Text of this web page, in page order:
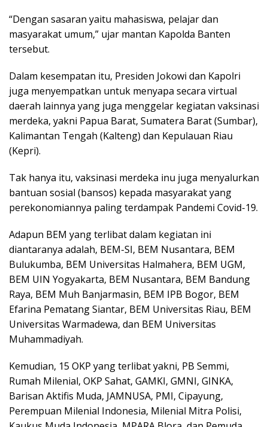
“Dengan sasaran yaitu mahasiswa, pelajar dan
masyarakat umum,” ujar mantan Kapolda Banten
tersebut.
Dalam kesempatan itu, Presiden Jokowi dan Kapolri
juga menyempatkan untuk menyapa secara virtual
daerah lainnya yang juga menggelar kegiatan vaksinasi
merdeka, yakni Papua Barat, Sumatera Barat (Sumbar),
Kalimantan Tengah (Kalteng) dan Kepulauan Riau
(Kepri).
Tak hanya itu, vaksinasi merdeka inu juga menyalurkan
bantuan sosial (bansos) kepada masyarakat yang
perekonomiannya paling terdampak Pandemi Covid-19.
Adapun BEM yang terlibat dalam kegiatan ini
diantaranya adalah, BEM-SI, BEM Nusantara, BEM
Bulukumba, BEM Universitas Halmahera, BEM UGM,
BEM UIN Yogyakarta, BEM Nusantara, BEM Bandung
Raya, BEM Muh Banjarmasin, BEM IPB Bogor, BEM
Efarina Pematang Siantar, BEM Universitas Riau, BEM
Universitas Warmadewa, dan BEM Universitas
Muhammadiyah.
Kemudian, 15 OKP yang terlibat yakni, PB Semmi,
Rumah Milenial, OKP Sahat, GAMKI, GMNI, GINKA,
Barisan Aktifis Muda, JAMNUSA, PMI, Cipayung,
Perempuan Milenial Indonesia, Milenial Mitra Polisi,